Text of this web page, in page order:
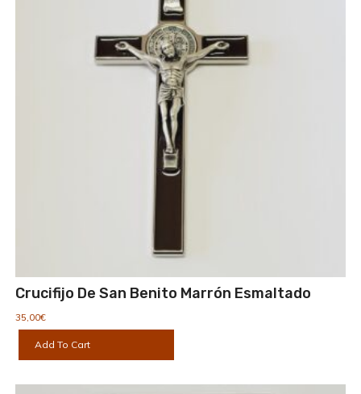
Crucifijo De San Benito Marrón Esmaltado
35,00€
Add To Cart